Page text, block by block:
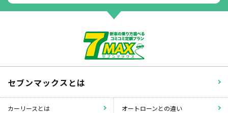
セブンマックスとは
カーリースとは オートローンとの違い